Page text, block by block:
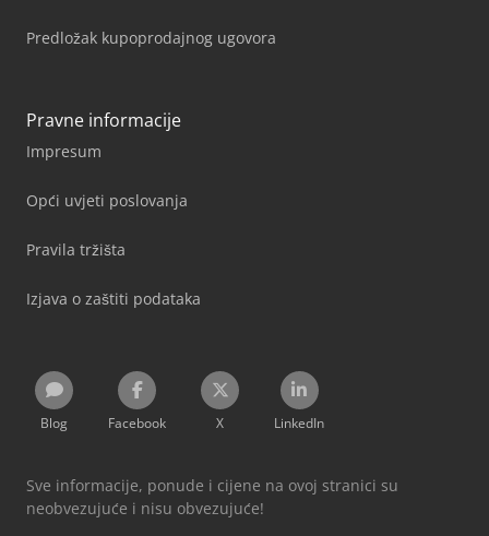
Predložak kupoprodajnog ugovora
Pravne informacije
Impresum
Opći uvjeti poslovanja
Pravila tržišta
Izjava o zaštiti podataka
Blog Facebook X LinkedIn
Sve informacije, ponude i cijene na ovoj stranici su
neobvezujuće i nisu obvezujuće!